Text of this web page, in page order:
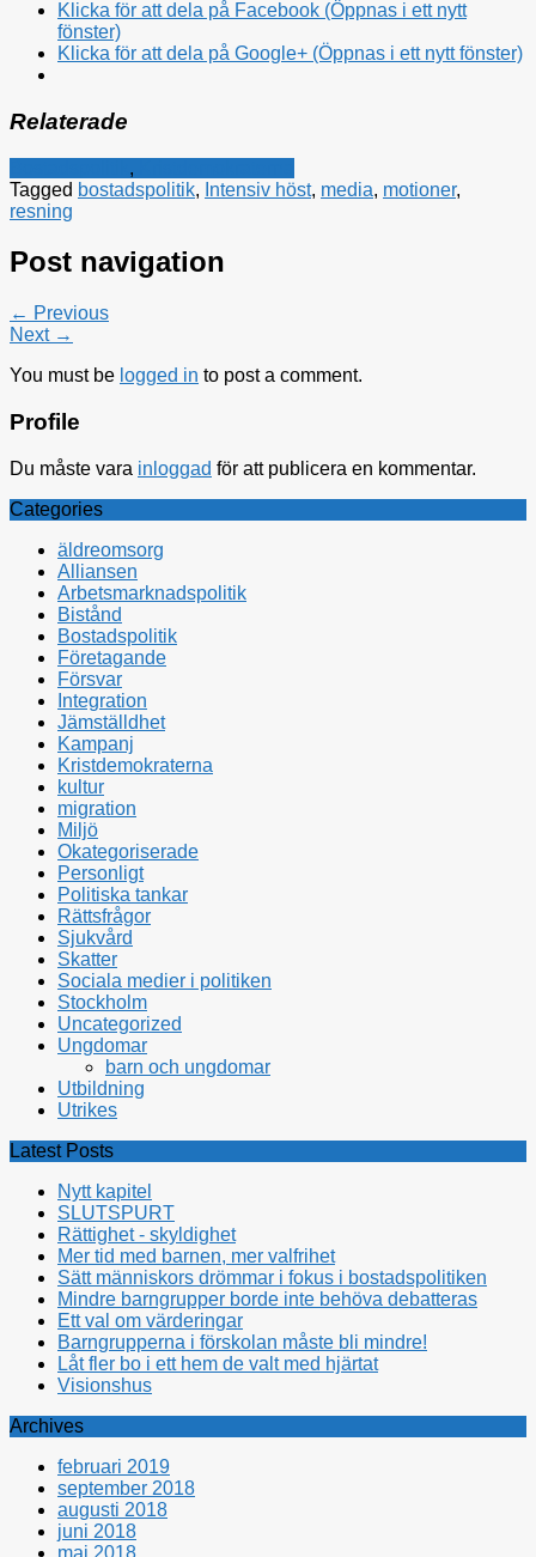
Klicka för att dela på Facebook (Öppnas i ett nytt
fönster)
Klicka för att dela på Google+ (Öppnas i ett nytt fönster)
Relaterade
,
Tagged bostadspolitik, Intensiv höst, media, motioner,
resning
Post navigation
← Previous
Next →
You must be logged in to post a comment.
Profile
Du måste vara inloggad för att publicera en kommentar.
Categories
äldreomsorg
Alliansen
Arbetsmarknadspolitik
Bistånd
Bostadspolitik
Företagande
Försvar
Integration
Jämställdhet
Kampanj
Kristdemokraterna
kultur
migration
Miljö
Okategoriserade
Personligt
Politiska tankar
Rättsfrågor
Sjukvård
Skatter
Sociala medier i politiken
Stockholm
Uncategorized
Ungdomar
barn och ungdomar
Utbildning
Utrikes
Latest Posts
Nytt kapitel
SLUTSPURT
Rättighet - skyldighet
Mer tid med barnen, mer valfrihet
Sätt människors drömmar i fokus i bostadspolitiken
Mindre barngrupper borde inte behöva debatteras
Ett val om värderingar
Barngrupperna i förskolan måste bli mindre!
Låt fler bo i ett hem de valt med hjärtat
Visionshus
Archives
februari 2019
september 2018
augusti 2018
juni 2018
maj 2018